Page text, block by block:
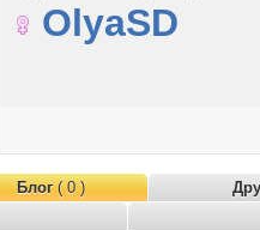
OlyaSD
Блог( 0 )